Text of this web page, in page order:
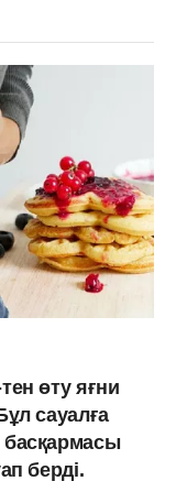
өту яғни
сауалға
басқармасы
берді.